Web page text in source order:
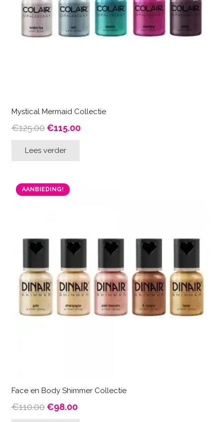
Mystical Mermaid Collectie
€125.00 Oorspronkelijke
was:
€115.00Huidige
Lees verder
AANBIEDING!
Face en Body Shimmer Collectie
€110.00 Oorspronkelijke
€98.00Huidige